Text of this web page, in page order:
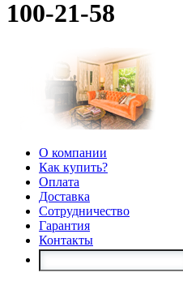
100-21-58
О компании
Как купить?
Оплата
Доставка
Сотрудничество
Гарантия
Контакты